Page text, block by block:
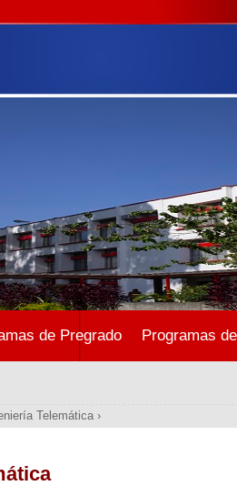
de Pregrado Programas
Telemática ›